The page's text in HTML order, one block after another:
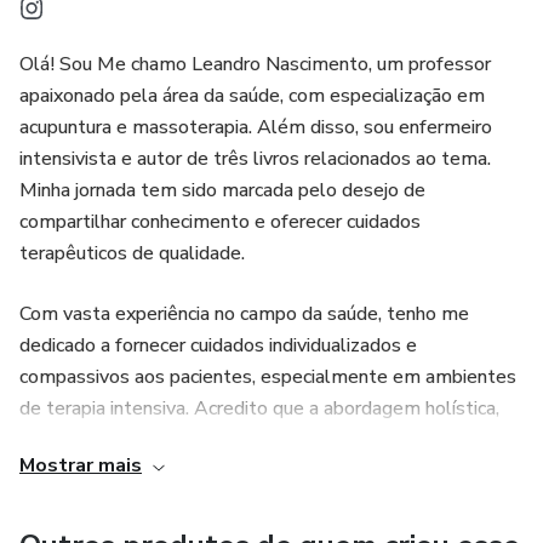
para cuidar de si mesmo e dos outros, esse livro será um
guia enriquecedor. Abrace essas abordagens integrativas e
permita-se desvendar os segredos da harmonia e do
equilíbrio que a natureza oferece. Vamos juntos explorar
Olá! Sou Me chamo Leandro Nascimento, um professor
apaixonado pela área da saúde, com especialização em
acupuntura e massoterapia. Além disso, sou enfermeiro
intensivista e autor de três livros relacionados ao tema.
Minha jornada tem sido marcada pelo desejo de
compartilhar conhecimento e oferecer cuidados
terapêuticos de qualidade.
Com vasta experiência no campo da saúde, tenho me
dedicado a fornecer cuidados individualizados e
compassivos aos pacientes, especialmente em ambientes
de terapia intensiva. Acredito que a abordagem holística,
massoterapia, pode promover alívio e bem-estar para
Mostrar mais